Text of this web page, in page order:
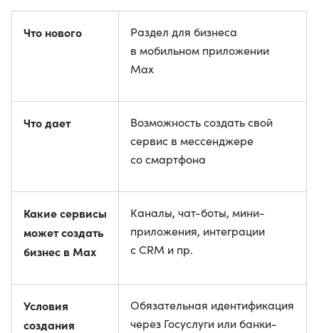
Что нового
Раздел для бизнеса
в мобильном приложении
Max
Что дает
Возможность создать свой
сервис в мессенджере
со смартфона
Какие сервисы
может создать
бизнес в Мах
Каналы, чат-боты, мини-
приложения, интеграции
с CRM и пр.
Условия
создания
Обязательная идентификация
через Госуслуги или банки-